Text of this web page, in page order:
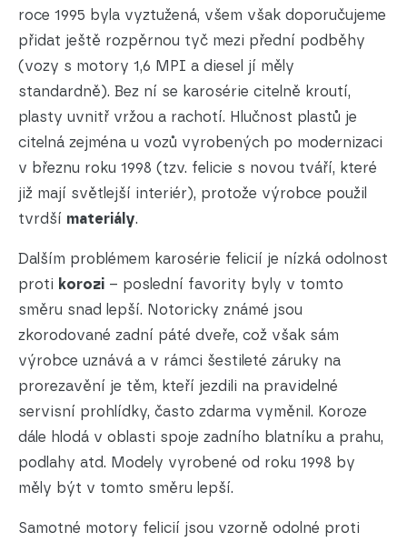
roce 1995 byla vyztužená, všem však doporučujeme
přidat ještě rozpěrnou tyč mezi přední podběhy
(vozy s motory 1,6 MPI a diesel jí měly
standardně). Bez ní se karosérie citelně kroutí,
plasty uvnitř vržou a rachotí. Hlučnost plastů je
citelná zejména u vozů vyrobených po modernizaci
v březnu roku 1998 (tzv. felicie s novou tváří, které
již mají světlejší interiér), protože výrobce použil
tvrdší materiály.
Dalším problémem karosérie felicií je nízká odolnost
proti korozi – poslední favority byly v tomto
směru snad lepší. Notoricky známé jsou
zkorodované zadní páté dveře, což však sám
výrobce uznává a v rámci šestileté záruky na
prorezavění je těm, kteří jezdili na pravidelné
servisní prohlídky, často zdarma vyměnil. Koroze
dále hlodá v oblasti spoje zadního blatníku a prahu,
podlahy atd. Modely vyrobené od roku 1998 by
měly být v tomto směru lepší.
Samotné motory felicií jsou vzorně odolné proti